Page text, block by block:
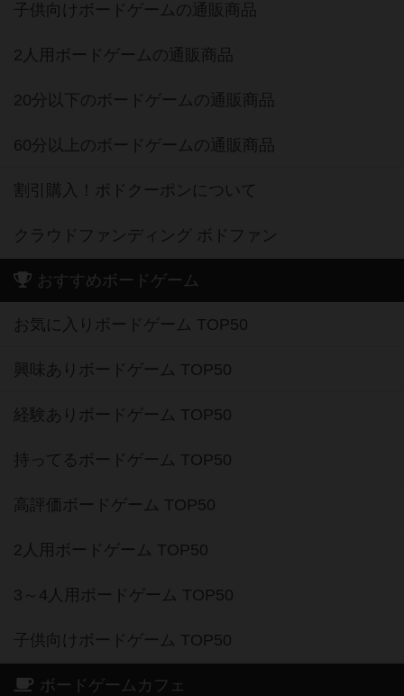
子供向けボードゲームの通販商品
2人用ボードゲームの通販商品
20分以下のボードゲームの通販商品
60分以上のボードゲームの通販商品
割引購入！ボドクーポンについて
クラウドファンディング ボドファン
おすすめボードゲーム
お気に入りボードゲーム TOP50
興味ありボードゲーム TOP50
経験ありボードゲーム TOP50
持ってるボードゲーム TOP50
高評価ボードゲーム TOP50
2人用ボードゲーム TOP50
3～4人用ボードゲーム TOP50
子供向けボードゲーム TOP50
ボードゲームカフェ